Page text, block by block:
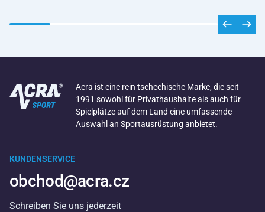
Acra ist eine rein tschechische Marke, die seit
1991 sowohl für Privathaushalte als auch für
Spielplätze auf dem Land eine umfassende
Auswahl an Sportausrüstung anbietet.
KUNDENSERVICE
obchod@acra.cz
Schreiben Sie uns jederzeit